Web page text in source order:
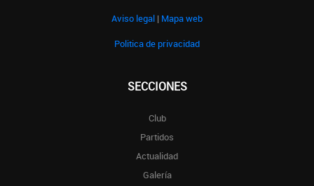
Aviso legal | Mapa web
Politica de privacidad
SECCIONES
Club
Partidos
Actualidad
Galería